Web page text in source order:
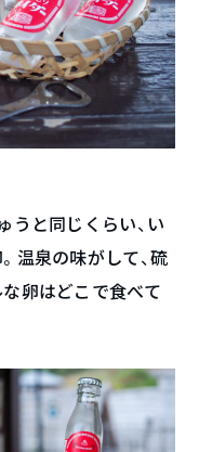
うと同じくらい、い
温泉の味がして、硫
卵はどこで食べて